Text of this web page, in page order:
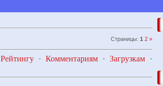
Страницы: 1 2 »
Рейтингу· Комментариям· Загрузкам·